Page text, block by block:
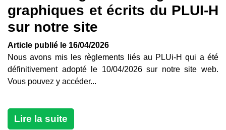
graphiques et écrits du PLUI-H
sur notre site
Article publié le 16/04/2026
Nous avons mis les règlements liés au PLUi-H qui a été
définitivement adopté le 10/04/2026 sur notre site web.
Vous pouvez y accéder...
Lire la suite